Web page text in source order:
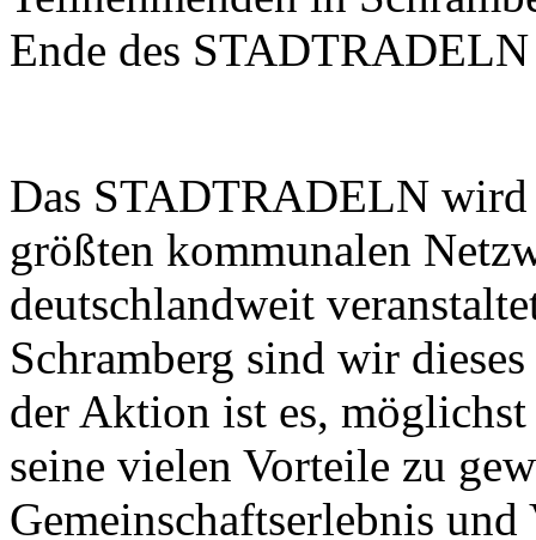
Ende des
Das STADTRADELN
größten kommunalen
deutschlandweit
Schramberg sind wir
der Aktion ist es,
seine vielen Vorteile zu
Gemeinschaftserlebnis und